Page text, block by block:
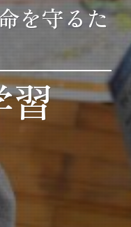
を守るた
習
を守るた
習
を守るた
習